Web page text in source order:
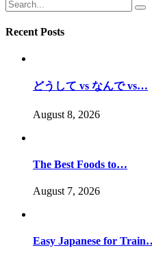
Recent Posts
どうして vs なんで vs…
August 8, 2026
The Best Foods to…
August 7, 2026
Easy Japanese for